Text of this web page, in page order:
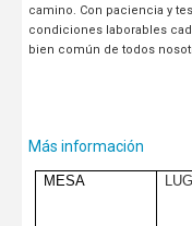
camino. Con paciencia y
condiciones laborables
bien común de todos
Más información
MESA